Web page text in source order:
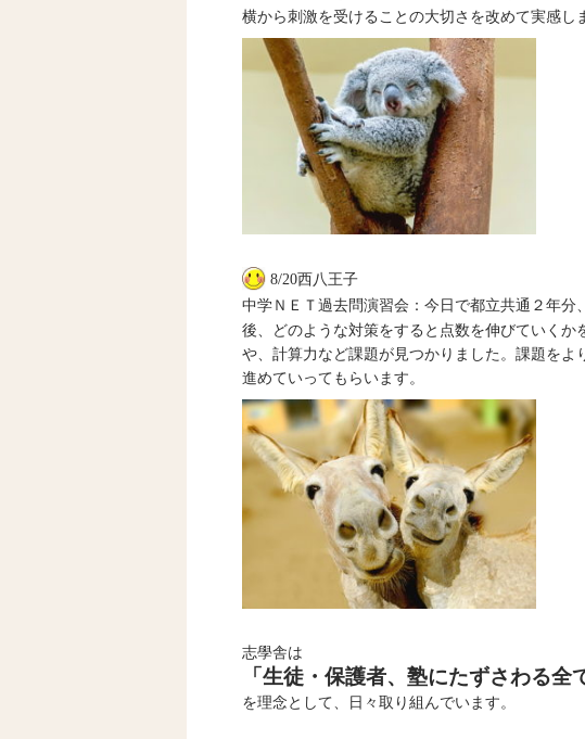
横から刺激を受けることの大切さを改めて実感し
8/20西八王子
中学ＮＥＴ過去問演習会：今日で都立共通２年
後、どのような対策をすると点数を伸びていくか
や、計算力など課題が見つかりました。課題を
進めていってもらいます。
志學舎は
「生徒・保護者、塾にたずさわる全
を理念として、日々取り組んでいます。